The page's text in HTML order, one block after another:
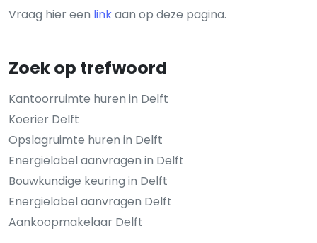
Vraag hier een linkaan op deze pagina.
Zoek op trefwoord
Kantoorruimte huren in Delft
Koerier Delft
Opslagruimte huren in Delft
Energielabel aanvragen in Delft
Bouwkundige keuring in Delft
Energielabel aanvragen Delft
Aankoopmakelaar Delft